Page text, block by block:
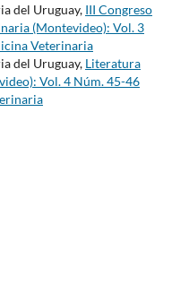
del Uruguay, III Congreso
(Montevideo): Vol. 3
Veterinaria
del Uruguay, Literatura
Vol. 4 Núm. 45-46